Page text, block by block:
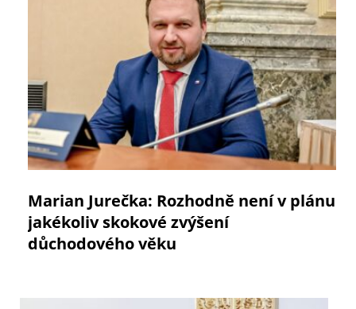
Marian Jurečka: Rozhodně není v plánu
jakékoliv skokové zvýšení
důchodového věku